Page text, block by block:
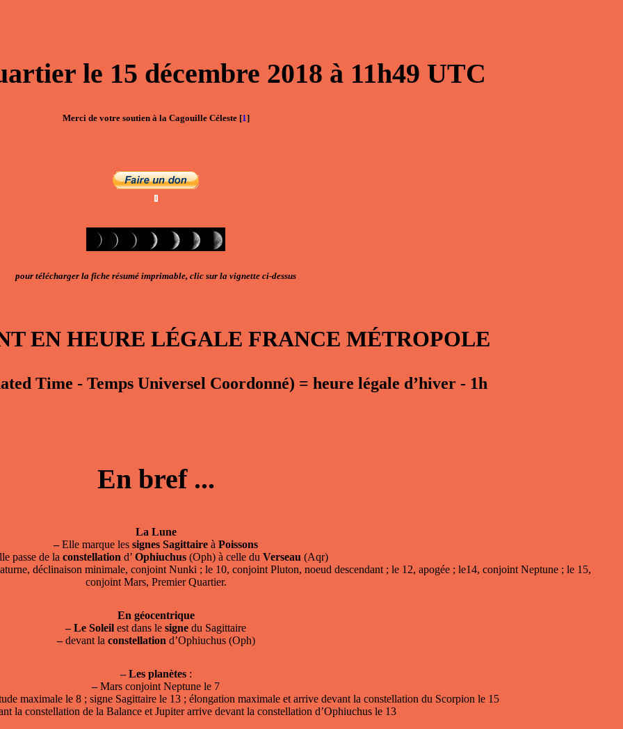
le 15 décembre 2018 à 11h49 UTC
Merci de votre soutien à la Cagouille Céleste[1]
pour télécharger la fiche résumé imprimable, clic sur la vignette ci-dessus
EN HEURE LÉGALE FRANCE MÉTROPOLE
Time - Temps Universel Coordonné) = heure légale d’hiver - 1h
En bref ...
La Lune
–Elle marque les signes Sagittaire à Poissons
passe de la constellation d’ Ophiuchus(Oph) à celle du Verseau (Aqr)
déclinaison minimale, conjoint Nunki ; le 10, conjoint Pluton, noeud descendant ; le 12, apogée ; le14, conjoint Neptune ; le 15,
conjoint Mars, Premier Quartier.
En géocentrique
– Le Soleil est dans le signe du Sagittaire
–devant la constellation d’Ophiuchus (Oph)
– Les planètes:
–Mars conjoint Neptune le 7
maximale le 8 ; signe Sagittaire le 13 ; élongation maximale et arrive devant la constellation du Scorpion le 15
la constellation de la Balance et Jupiter arrive devant la constellation d’Ophiuchus le 13